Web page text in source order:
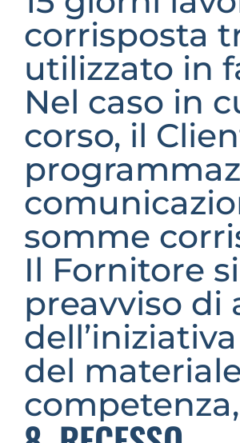
corrisposta
utilizzato in
Nel caso in
corso, il
somme
Il Fornitore
preavviso
del